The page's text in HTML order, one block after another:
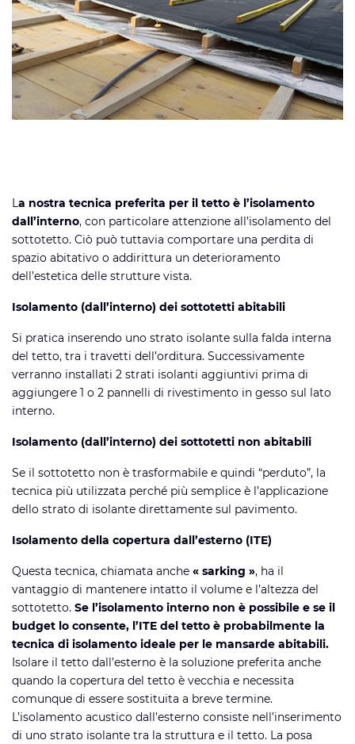
L a nostra tecnica preferita per il tetto è l’isolamento
dall’interno, con particolare attenzione all’isolamento del
sottotetto. Ciò può tuttavia comportare una perdita di
spazio abitativo o addirittura un deterioramento
dell’estetica delle strutture vista.
Isolamento (dall’interno) dei sottotetti abitabili
Si pratica inserendo uno strato isolante sulla falda interna
del tetto, tra i travetti dell’orditura. Successivamente
verranno installati 2 strati isolanti aggiuntivi prima di
aggiungere 1 o 2 pannelli di rivestimento in gesso sul lato
interno.
Isolamento (dall’interno) dei sottotetti non abitabili
Se il sottotetto non è trasformabile e quindi “perduto”, la
tecnica più utilizzata perché più semplice è l’applicazione
dello strato di isolante direttamente sul pavimento.
Isolamento della copertura dall’esterno (ITE)
Questa tecnica, chiamata anche « sarking », ha il
vantaggio di mantenere intatto il volume e l’altezza del
sottotetto. Se l’isolamento interno non è possibile e se il
budget lo consente, l’ITE del tetto è probabilmente la
tecnica di isolamento ideale per le mansarde abitabili.
Isolare il tetto dall’esterno è la soluzione preferita anche
quando la copertura del tetto è vecchia e necessita
comunque di essere sostituita a breve termine.
L’isolamento acustico dall’esterno consiste nell’inserimento
di uno strato isolante tra la struttura e il tetto. La posa